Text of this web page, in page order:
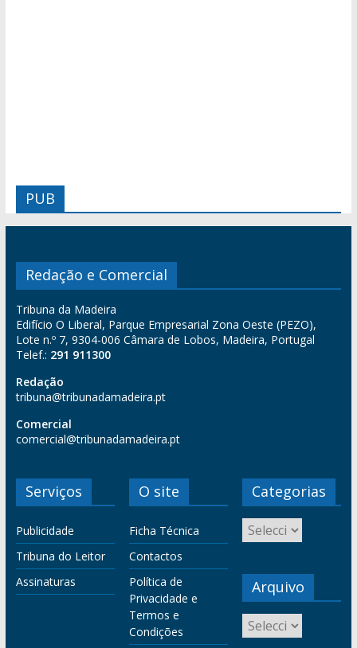
PUB
Redação e Comercial
Tribuna da Madeira
Edifício O Liberal, Parque Empresarial Zona Oeste (PEZO),
Lote n.º 7, 9304-006 Câmara de Lobos, Madeira, Portugal
Telef.: 291 911300
Redação
tribuna@tribunadamadeira.pt
Comercial
comercial@tribunadamadeira.pt
Serviços
Publicidade
Tribuna do Leitor
Assinaturas
O site
Ficha Técnica
Contactos
Política de
Privacidade e
Termos e
Condições
Categorias
Arquivo